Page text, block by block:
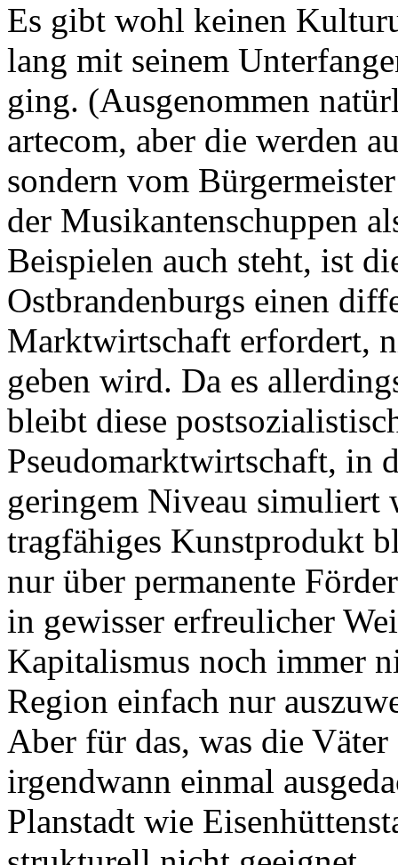
Es gibt wohl keinen
lang mit seinem
ging. (Ausgenommen
artecom, aber die werden
sondern vom
der Musikantenschuppen
Beispielen auch steht, ist
Ostbrandenburgs einen
Marktwirtschaft erfordert,
geben wird. Da es
bleibt diese
Pseudomarktwirtschaft, in
geringem Niveau simuliert
tragfähiges Kunstprodukt
nur über permanente
in gewisser erfreulicher
Kapitalismus noch immer
Region einfach nur
Aber für das, was die
irgendwann einmal
Planstadt wie